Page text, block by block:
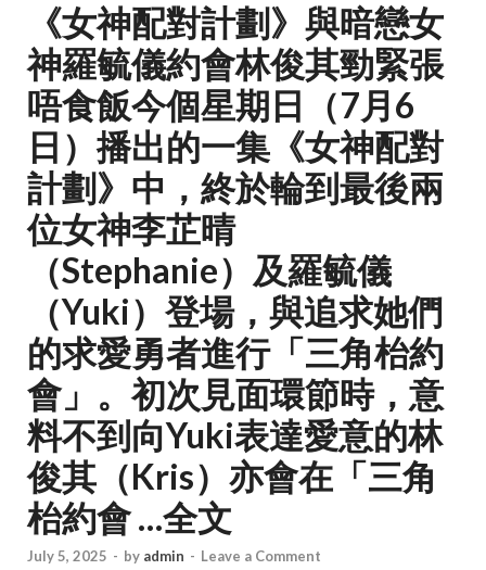
《女神配對計劃》與暗戀女
神羅毓儀約會林俊其勁緊張
唔食飯今個星期日（7月6
日）播出的一集《女神配對
計劃》中，終於輪到最後兩
位女神李芷晴
（Stephanie）及羅毓儀
（Yuki）登場，與追求她們
的求愛勇者進行「三角枱約
會」。初次見面環節時，意
料不到向Yuki表達愛意的林
俊其（Kris）亦會在「三角
枱約會 …全文
July 5, 2025 - by admin - Leave a Comment